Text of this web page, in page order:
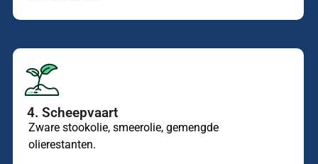
4. Scheepvaart
Zware stookolie, smeerolie, gemengde
olierestanten.